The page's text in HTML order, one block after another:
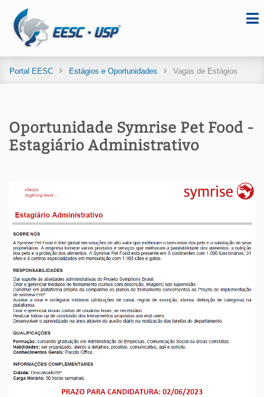
Portal EESC Estágios e Oportunidades Vagas de Estágios
Oportunidade Symrise Pet Food -
Estagiário Administrativo